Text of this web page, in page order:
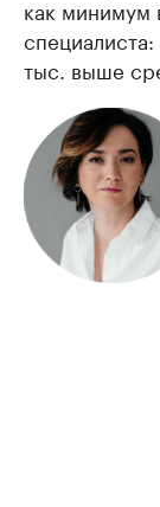
как минимум
тыс. выше